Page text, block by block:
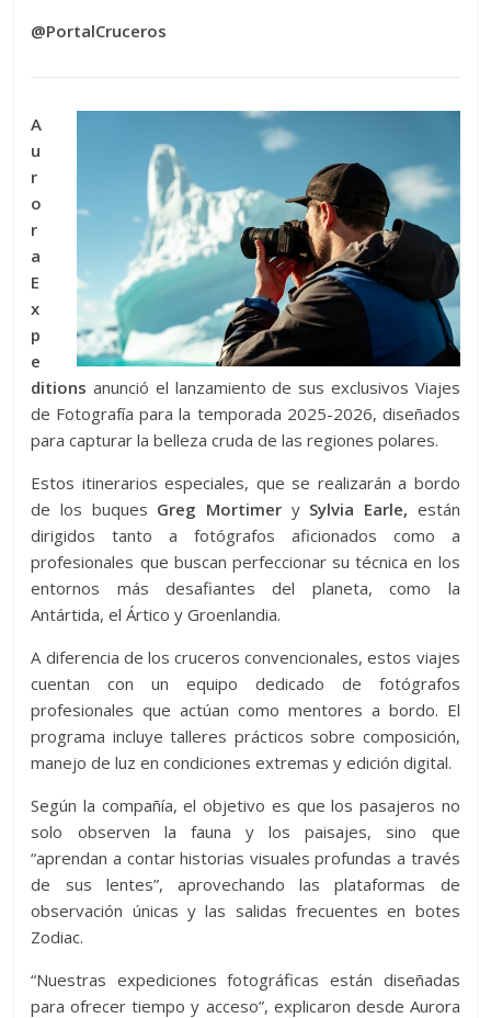
@PortalCruceros
A
u
r
o
r
a
E
x
p
e
ditions anunció el lanzamiento de sus exclusivos Viajes
de Fotografía para la temporada 2025-2026, diseñados
para capturar la belleza cruda de las regiones polares.
Estos itinerarios especiales, que se realizarán a bordo
de los buques Greg Mortimer ySylvia Earle, están
dirigidos tanto a fotógrafos aficionados como a
profesionales que buscan perfeccionar su técnica en los
entornos más desafiantes del planeta, como la
Antártida, el Ártico y Groenlandia.
A diferencia de los cruceros convencionales, estos viajes
cuentan con un equipo dedicado de fotógrafos
profesionales que actúan como mentores a bordo. El
programa incluye talleres prácticos sobre composición,
manejo de luz en condiciones extremas y edición digital.
Según la compañía, el objetivo es que los pasajeros no
solo observen la fauna y los paisajes, sino que
“aprendan a contar historias visuales profundas a través
de sus lentes”, aprovechando las plataformas de
observación únicas y las salidas frecuentes en botes
Zodiac.
“Nuestras expediciones fotográficas están diseñadas
para ofrecer tiempo y acceso”, explicaron desde Aurora